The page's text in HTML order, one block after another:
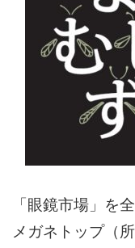
「眼鏡市場」を
メガネトップ（